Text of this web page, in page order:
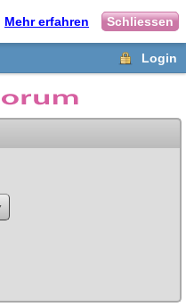
Mehr erfahren Schliessen
Login